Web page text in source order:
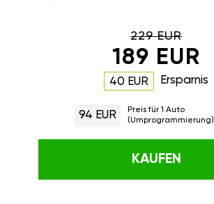
229 EUR
189 EUR
40 EUR Ersparnis
94 EUR
Preis für 1 Auto
(Umprogrammierung)
KAUFEN